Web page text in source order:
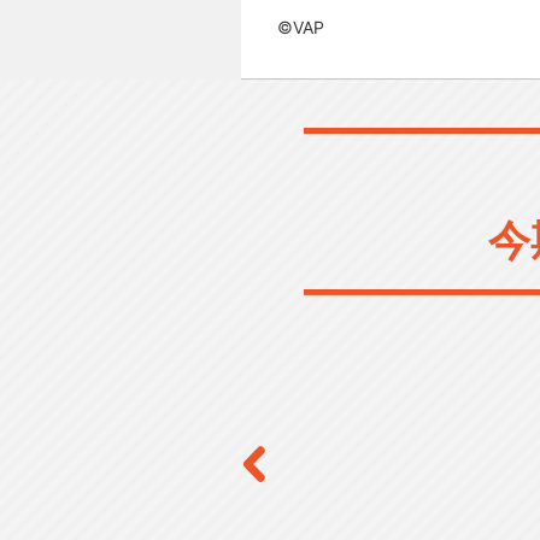
©VAP